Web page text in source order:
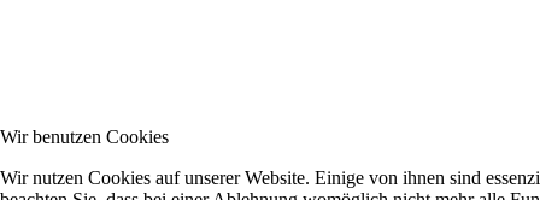
Wir benutzen Cookies
Wir nutzen Cookies auf unserer Website. Einige von ihnen sind